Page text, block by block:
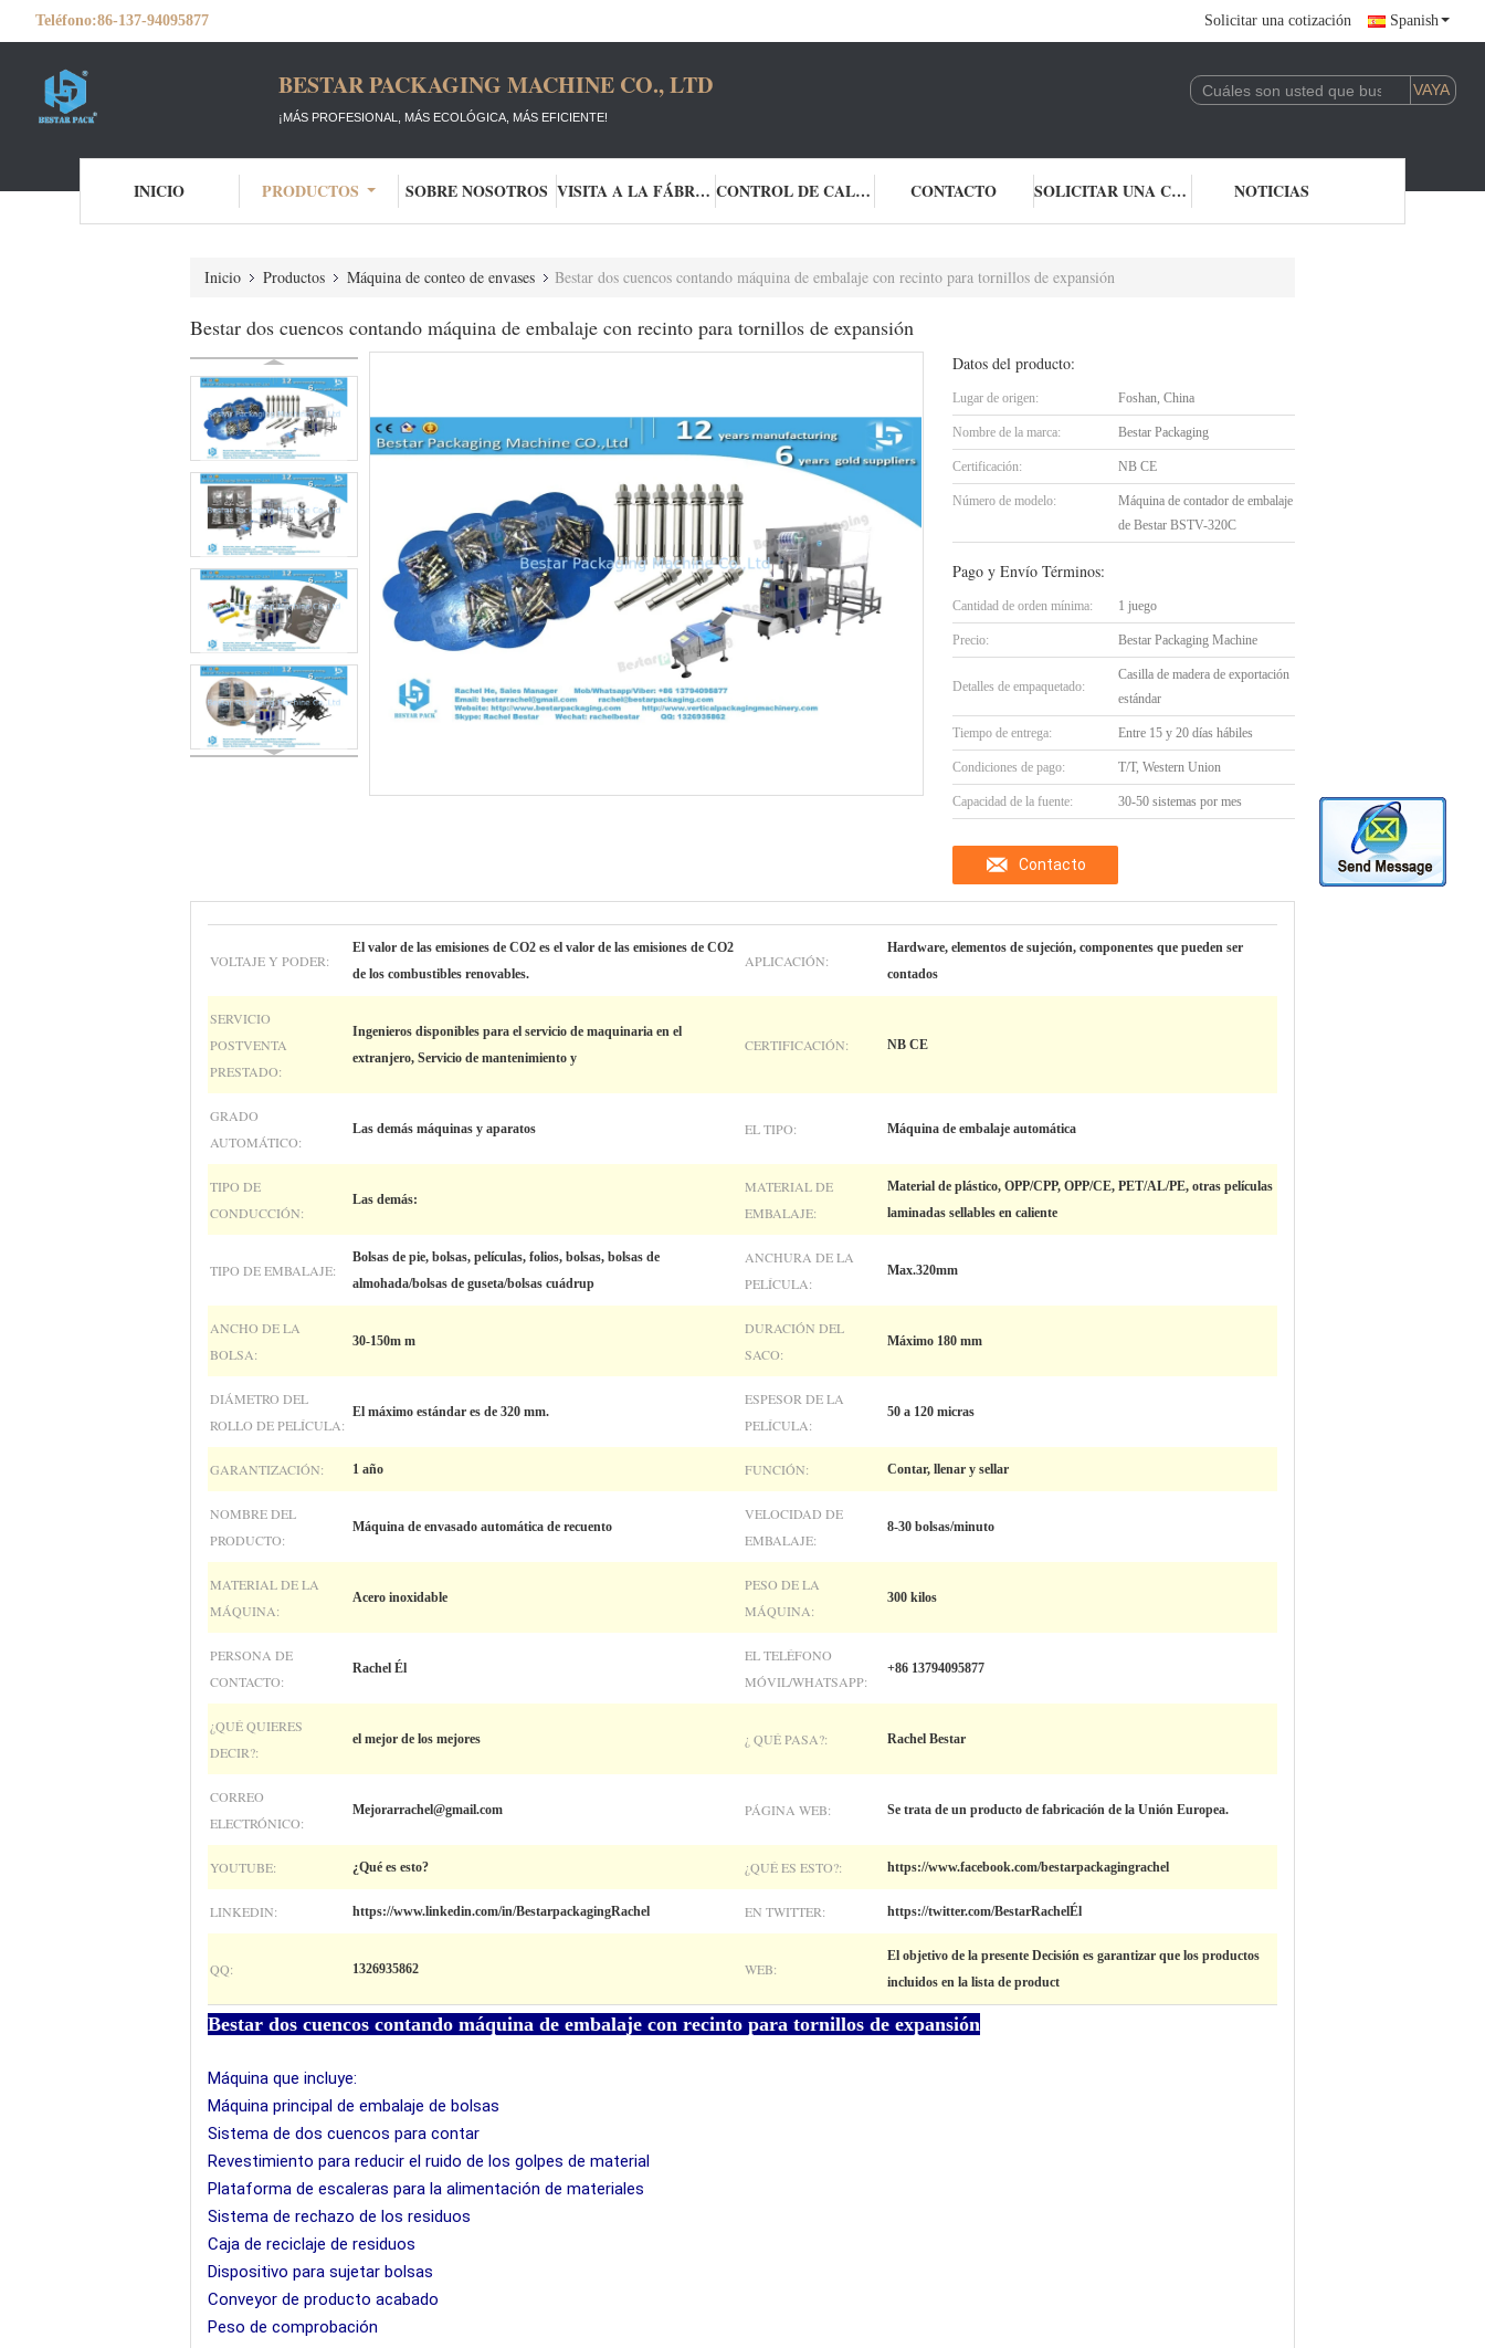
Teléfono:86-137-94095877 Solicitar una cotización Spanish
BESTAR PACKAGING MACHINE CO., LTD
¡MÁS PROFESIONAL, MÁS ECOLÓGICA, MÁS EFICIENTE!
INICIO PRODUCTOS SOBRE NOSOTROS VISITA A LA FÁBRICA CONTROL DE CALIDAD CONTACTO SOLICITAR UNA COTIZACIÓN NOTICIAS
Inicio Productos Máquina de conteo de envases Bestar dos cuencos contando máquina de embalaje con recinto para tornillos de expansión
Bestar dos cuencos contando máquina de embalaje con recinto para tornillos de expansión
Datos del producto:
Lugar de origen: Foshan, China
Nombre de la marca: Bestar Packaging
Certificación: NB CE
Número de modelo:
Máquina de contador de embalaje
de Bestar BSTV-320C
Pago y Envío Términos:
Cantidad de orden mínima: 1 juego
Precio: Bestar Packaging Machine
Detalles de empaquetado:
Casilla de madera de exportación
estándar
Tiempo de entrega: Entre 15 y 20 días hábiles
Condiciones de pago: T/T, Western Union
Capacidad de la fuente: 30-50 sistemas por mes
Contacto
VOLTAJE Y PODER:
El valor de las emisiones de CO2 es el valor de las emisiones de CO2
de los combustibles renovables.
APLICACIÓN:
Hardware, elementos de sujeción, componentes que pueden ser
contados
SERVICIO
POSTVENTA
PRESTADO:
Ingenieros disponibles para el servicio de maquinaria en el
extranjero, Servicio de mantenimiento y
CERTIFICACIÓN: NB CE
GRADO
AUTOMÁTICO:
Las demás máquinas y aparatos EL TIPO: Máquina de embalaje automática
TIPO DE
CONDUCCIÓN:
Las demás:
MATERIAL DE
EMBALAJE:
Material de plástico, OPP/CPP, OPP/CE, PET/AL/PE, otras películas
laminadas sellables en caliente
TIPO DE EMBALAJE:
Bolsas de pie, bolsas, películas, folios, bolsas, bolsas de
almohada/bolsas de guseta/bolsas cuádrup
ANCHURA DE LA
PELÍCULA:
Max.320mm
ANCHO DE LA
BOLSA:
30-150m m
DURACIÓN DEL
SACO:
Máximo 180 mm
DIÁMETRO DEL
ROLLO DE PELÍCULA:
El máximo estándar es de 320 mm.
ESPESOR DE LA
PELÍCULA:
50 a 120 micras
GARANTIZACIÓN: 1 año FUNCIÓN: Contar, llenar y sellar
NOMBRE DEL
PRODUCTO:
Máquina de envasado automática de recuento
VELOCIDAD DE
EMBALAJE:
8-30 bolsas/minuto
MATERIAL DE LA
MÁQUINA:
Acero inoxidable
PESO DE LA
MÁQUINA:
300 kilos
PERSONA DE
CONTACTO:
Rachel Él
EL TELÉFONO
MÓVIL/WHATSAPP:
+86 13794095877
¿QUÉ QUIERES
DECIR?:
el mejor de los mejores ¿ QUÉ PASA?: Rachel Bestar
CORREO
ELECTRÓNICO:
Mejorarrachel@gmail.com PÁGINA WEB: Se trata de un producto de fabricación de la Unión Europea.
YOUTUBE: ¿Qué es esto? ¿QUÉ ES ESTO?: https://www.facebook.com/bestarpackagingrachel
LINKEDIN: https://www.linkedin.com/in/BestarpackagingRachel EN TWITTER: https://twitter.com/BestarRachelÉl
QQ: 1326935862 WEB:
El objetivo de la presente Decisión es garantizar que los productos
incluidos en la lista de product
Bestar dos cuencos contando máquina de embalaje con recinto para tornillos de expansión
Máquina que incluye:
Máquina principal de embalaje de bolsas
Sistema de dos cuencos para contar
Revestimiento para reducir el ruido de los golpes de material
Plataforma de escaleras para la alimentación de materiales
Sistema de rechazo de los residuos
Caja de reciclaje de residuos
Dispositivo para sujetar bolsas
Conveyor de producto acabado
Peso de comprobación